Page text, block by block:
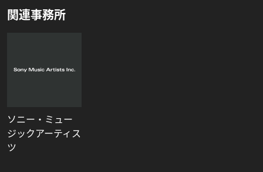
関連事務所
ソニー・ミュー
ジックアーティス
ツ